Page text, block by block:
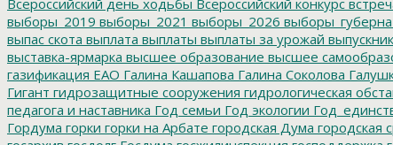
выборы_2019 выборы_2021 выборы_2026
выпас скота выплата выплаты выплаты за урожай
выставка-ярмарка высшее образование высшее
газификация ЕАО Галина Кашапова Галина Соколова
Гигант гидрозащитные сооружения гидрологическая
педагога и наставника Год семьи Год экологии
Гордума горки горки на Арбате городская Дума городская